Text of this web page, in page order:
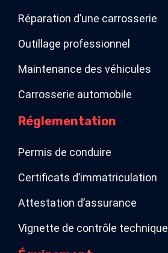
Réparation d’une carrosserie
Outillage professionnel
Maintenance des véhicules
Carrosserie automobile
Réglementation
Permis de conduire
Certificats d’immatriculation
Attestation d’assurance
Vignette de contrôle technique